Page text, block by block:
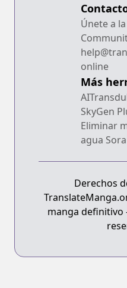
Únete a
online
Más
SkyGen
Eliminar
agua Sora
Derechos
manga definitivo